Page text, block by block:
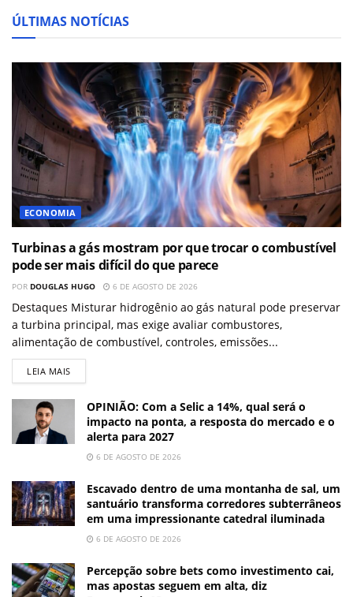
ÚLTIMAS NOTÍCIAS
ECONOMIA
Turbinas a gás mostram por que trocar o combustível
pode ser mais difícil do que parece
POR DOUGLAS HUGO 6 DE AGOSTO DE 2026
Destaques Misturar hidrogênio ao gás natural pode preservar
a turbina principal, mas exige avaliar combustores,
alimentação de combustível, controles, emissões...
LEIA MAIS
OPINIÃO: Com a Selic a 14%, qual será o
impacto na ponta, a resposta do mercado e o
alerta para 2027
6 DE AGOSTO DE 2026
Escavado dentro de uma montanha de sal, um
santuário transforma corredores subterrâneos
em uma impressionante catedral iluminada
6 DE AGOSTO DE 2026
Percepção sobre bets como investimento cai,
mas apostas seguem em alta, diz